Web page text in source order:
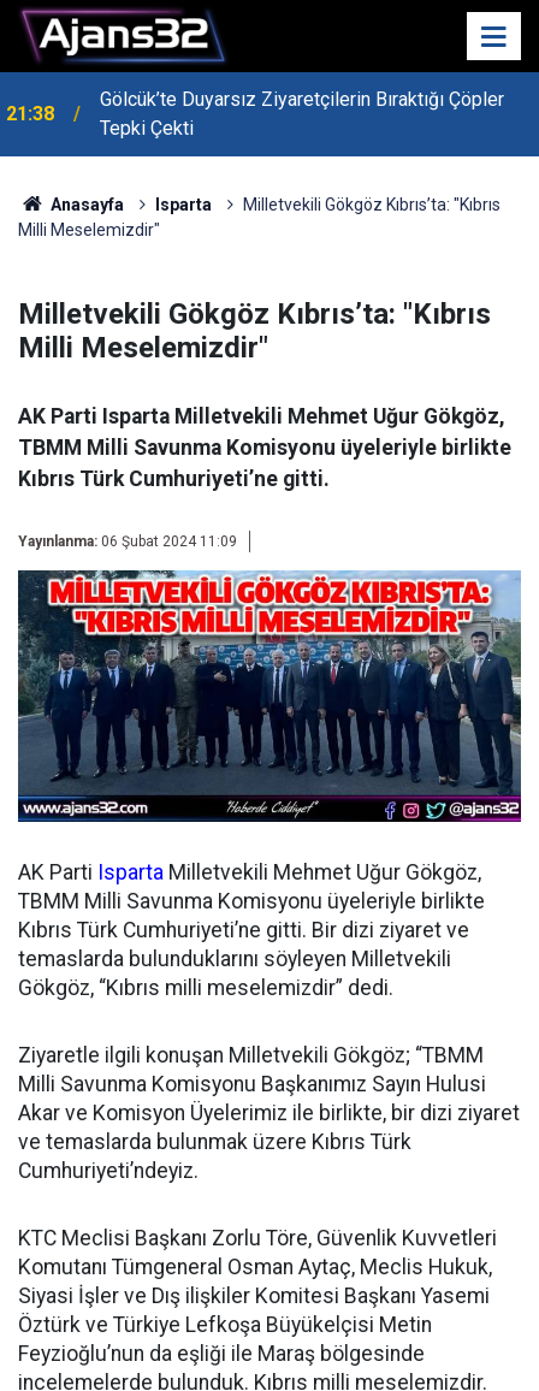
21:38
Gölcük’te Duyarsız Ziyaretçilerin Bıraktığı Çöpler
Tepki Çekti
Anasayfa Isparta
Milletvekili Gökgöz Kıbrıs’ta: "Kıbrıs
Milli Meselemizdir"
Milletvekili Gökgöz Kıbrıs’ta: "Kıbrıs
Milli Meselemizdir"
AK Parti Isparta Milletvekili Mehmet Uğur Gökgöz,
TBMM Milli Savunma Komisyonu üyeleriyle birlikte
Kıbrıs Türk Cumhuriyeti’ne gitti.
Yayınlanma: 06 Şubat 2024 11:09
AK Parti Isparta Milletvekili Mehmet Uğur Gökgöz,
TBMM Milli Savunma Komisyonu üyeleriyle birlikte
Kıbrıs Türk Cumhuriyeti’ne gitti. Bir dizi ziyaret ve
temaslarda bulunduklarını söyleyen Milletvekili
Gökgöz, “Kıbrıs milli meselemizdir” dedi.
Ziyaretle ilgili konuşan Milletvekili Gökgöz; “TBMM
Milli Savunma Komisyonu Başkanımız Sayın Hulusi
Akar ve Komisyon Üyelerimiz ile birlikte, bir dizi ziyaret
ve temaslarda bulunmak üzere Kıbrıs Türk
Cumhuriyeti’ndeyiz.
KTC Meclisi Başkanı Zorlu Töre, Güvenlik Kuvvetleri
Komutanı Tümgeneral Osman Aytaç, Meclis Hukuk,
Siyasi İşler ve Dış ilişkiler Komitesi Başkanı Yasemi
Öztürk ve Türkiye Lefkoşa Büyükelçisi Metin
Feyzioğlu’nun da eşliği ile Maraş bölgesinde
incelemelerde bulunduk. Kıbrıs milli meselemizdir.